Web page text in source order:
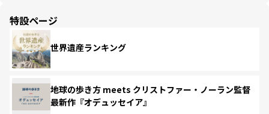
特設ページ
世界遺産ランキング
地球の歩き方 meets クリストファー・ノーラン監督
最新作『オデュッセイア』